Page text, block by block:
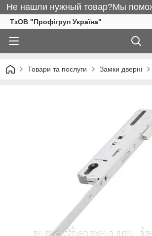
Не нашли нужный товар?Мы
ТзОВ "Профігруп Україна"
Товари та послуги Замки дверні